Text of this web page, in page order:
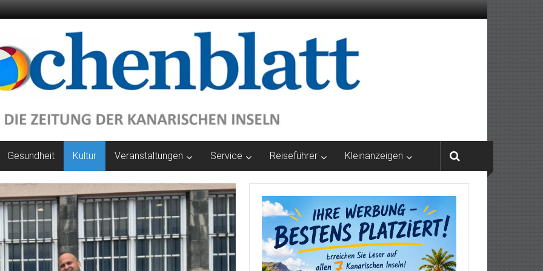
Gesundheit Kultur Veranstaltungen Service Reiseführer Kleinanzeigen